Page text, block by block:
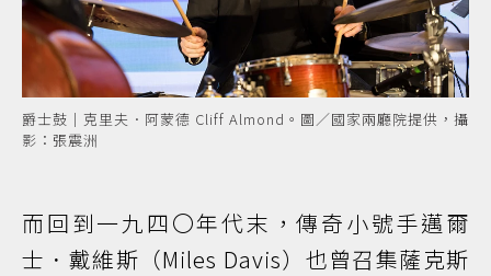
爵士鼓｜克里夫．阿蒙德 Cliff Almond。圖／國家兩廳院提供，攝
影：張震洲
而回到一九四〇年代末，傳奇小號手邁爾
士．戴維斯（Miles Davis）也曾召集薩克斯